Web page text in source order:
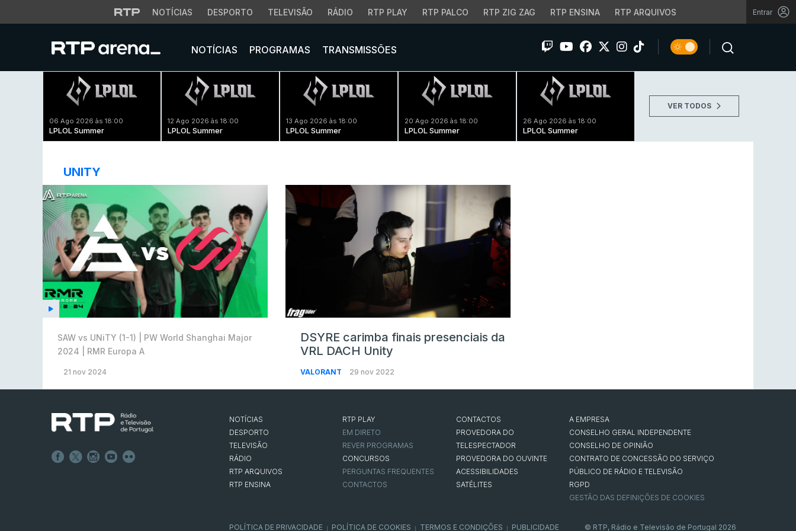
NOTÍCIAS DESPORTO TELEVISÃO RÁDIO RTP PLAY RTP PALCO RTP ZIG ZAG RTP ENSINA RTP ARQUIVOS Entrar
NOTÍCIAS PROGRAMAS TRANSMISSÕES
06 Ago 2026 às 18:00
LPLOL Summer
12 Ago 2026 às 18:00
LPLOL Summer
13 Ago 2026 às 18:00
LPLOL Summer
20 Ago 2026 às 18:00
LPLOL Summer
26 Ago 2026 às 18:00
LPLOL Summer
VER TODOS
UNITY
SAW vs UNiTY (1-1) | PW World Shanghai Major
2024 | RMR Europa A
21 nov 2024
DSYRE carimba finais presenciais da
VRL DACH Unity
VALORANT 29 nov 2022
NOTÍCIAS
DESPORTO
TELEVISÃO
RÁDIO
RTP ARQUIVOS
RTP ENSINA
RTP PLAY
EM DIRETO
REVER PROGRAMAS
CONCURSOS
PERGUNTAS FREQUENTES
CONTACTOS
CONTACTOS
PROVEDORA DO
TELESPECTADOR
PROVEDORA DO OUVINTE
ACESSIBILIDADES
SATÉLITES
A EMPRESA
CONSELHO GERAL INDEPENDENTE
CONSELHO DE OPINIÃO
CONTRATO DE CONCESSÃO DO SERVIÇO
PÚBLICO DE RÁDIO E TELEVISÃO
RGPD
GESTÃO DAS DEFINIÇÕES DE COOKIES
POLÍTICA DE PRIVACIDADE POLÍTICA DE COOKIES TERMOS E CONDIÇÕES PUBLICIDADE © RTP, Rádio e Televisão de Portugal 2026